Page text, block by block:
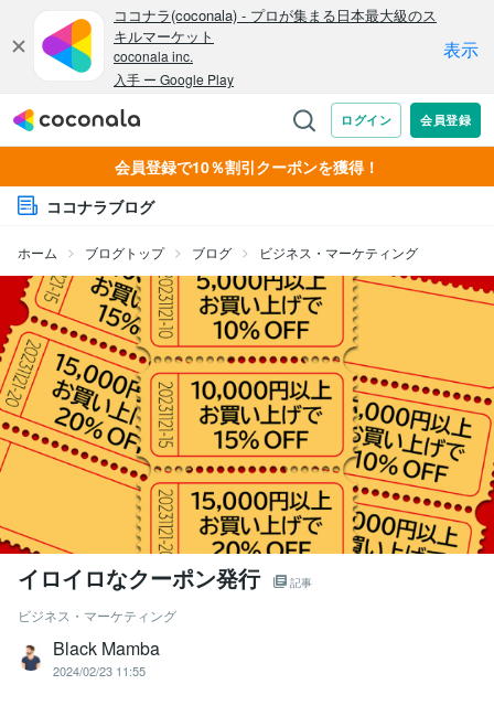
会員登録で10％割引クーポンを獲得！
ココナラブログ
ホーム ブログトップ ブログ ビジネス・マーケティング
イロイロなクーポン発行 記事
ビジネス・マーケティング
Black Mamba
2024/02/23 11:55